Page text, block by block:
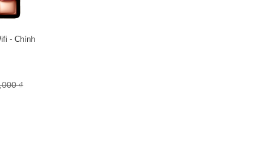
- Chính
₫